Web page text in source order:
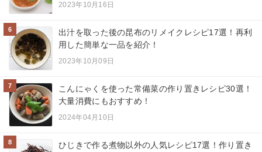
2023年10月16日
6
出汁を取った後の昆布のリメイクレシピ17選！再利
用した簡単な一品を紹介！
2023年10月09日
7
こんにゃくを使った常備菜の作り置きレシピ30選！
大量消費にもおすすめ！
2024年04月10日
8
ひじきで作る煮物以外の人気レシピ17選！作り置き